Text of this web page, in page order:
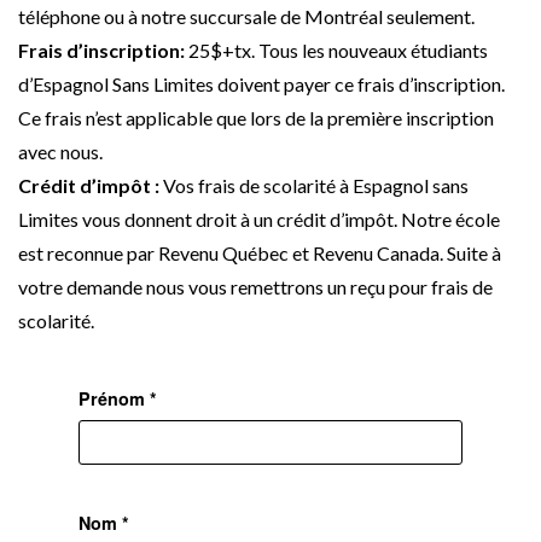
téléphone ou à notre succursale de Montréal seulement.
Frais d’inscription: 25$+tx. Tous les nouveaux étudiants
d’Espagnol Sans Limites doivent payer ce frais d’inscription.
Ce frais n’est applicable que lors de la première inscription
avec nous.
Crédit d’impôt :Vos frais de scolarité à Espagnol sans
Limites vous donnent droit à un crédit d’impôt. Notre école
est reconnue par Revenu Québec et Revenu Canada. Suite à
votre demande nous vous remettrons un reçu pour frais de
scolarité.
Prénom *
Nom *